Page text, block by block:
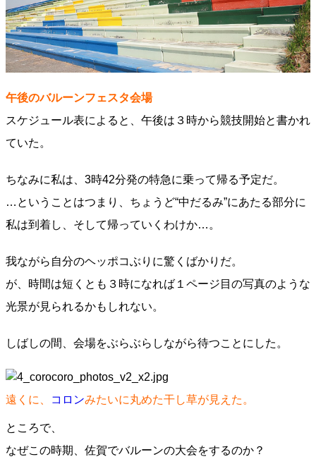
午後のバルーンフェスタ会場
スケジュール表によると、午後は３時から競技開始と書かれ
ていた。
ちなみに私は、3時42分発の特急に乗って帰る予定だ。
…ということはつまり、ちょうど“中だるみ”にあたる部分に
私は到着し、そして帰っていくわけか…。
我ながら自分のヘッポコぶりに驚くばかりだ。
が、時間は短くとも３時になれば１ページ目の写真のような
光景が見られるかもしれない。
しばしの間、会場をぶらぶらしながら待つことにした。
遠くに、 コロンみたいに丸めた干し草が見えた。
ところで、
なぜこの時期、佐賀でバルーンの大会をするのか？